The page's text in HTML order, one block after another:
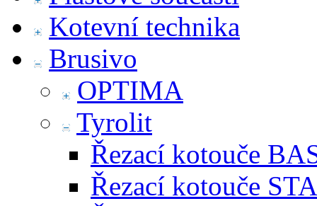
Kotevní technika
Brusivo
OPTIMA
Tyrolit
Řezací kotouče
Řezací kotouče